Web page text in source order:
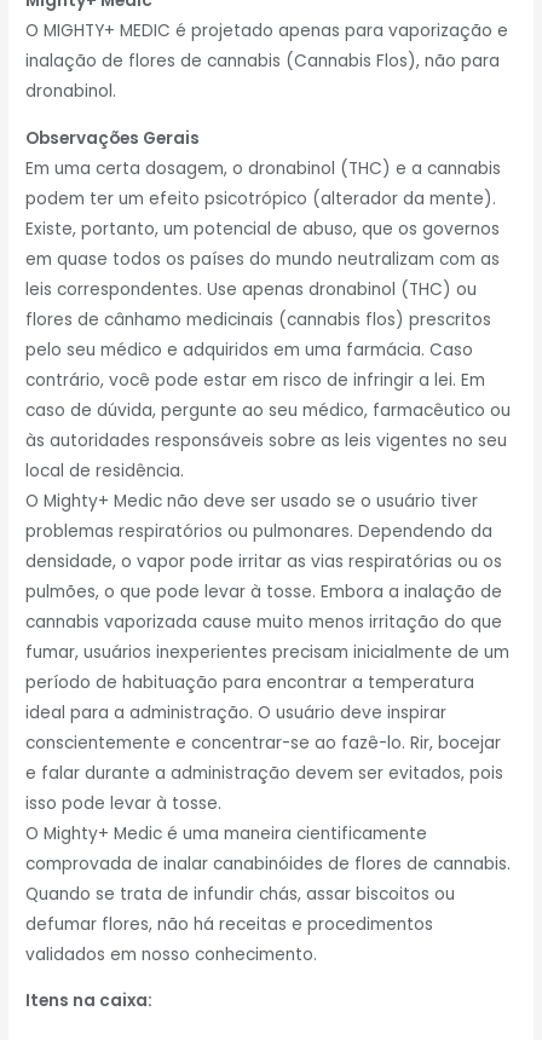
O MIGHTY+ MEDIC é projetado apenas para vaporização e
inalação de flores de cannabis (Cannabis Flos), não para
dronabinol.
Observações Gerais
Em uma certa dosagem, o dronabinol (THC) e a cannabis
podem ter um efeito psicotrópico (alterador da mente).
Existe, portanto, um potencial de abuso, que os governos
em quase todos os países do mundo neutralizam com as
leis correspondentes. Use apenas dronabinol (THC) ou
flores de cânhamo medicinais (cannabis flos) prescritos
pelo seu médico e adquiridos em uma farmácia. Caso
contrário, você pode estar em risco de infringir a lei. Em
caso de dúvida, pergunte ao seu médico, farmacêutico ou
às autoridades responsáveis ​​sobre as leis vigentes no seu
local de residência.
O Mighty+ Medic não deve ser usado se o usuário tiver
problemas respiratórios ou pulmonares. Dependendo da
densidade, o vapor pode irritar as vias respiratórias ou os
pulmões, o que pode levar à tosse. Embora a inalação de
cannabis vaporizada cause muito menos irritação do que
fumar, usuários inexperientes precisam inicialmente de um
período de habituação para encontrar a temperatura
ideal para a administração. O usuário deve inspirar
conscientemente e concentrar-se ao fazê-lo. Rir, bocejar
e falar durante a administração devem ser evitados, pois
isso pode levar à tosse.
O Mighty+ Medic é uma maneira cientificamente
comprovada de inalar canabinóides de flores de cannabis.
Quando se trata de infundir chás, assar biscoitos ou
defumar flores, não há receitas e procedimentos
validados em nosso conhecimento.
Itens na caixa: